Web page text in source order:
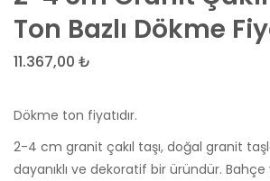
Ton Bazlı Dökme
11.367,00 ₺
Dökme ton fiyatıdır.
2-4 cm granit çakıl taşı, doğal granit
dayanıklı ve dekoratif bir üründür.